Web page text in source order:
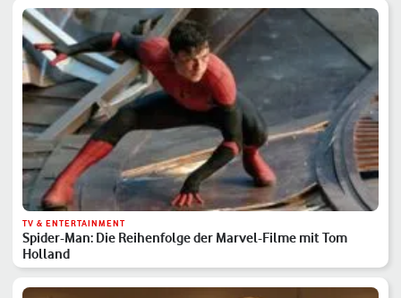
TV & ENTERTAINMENT
Spider-Man: Die Reihenfolge der Marvel-Filme mit Tom
Holland